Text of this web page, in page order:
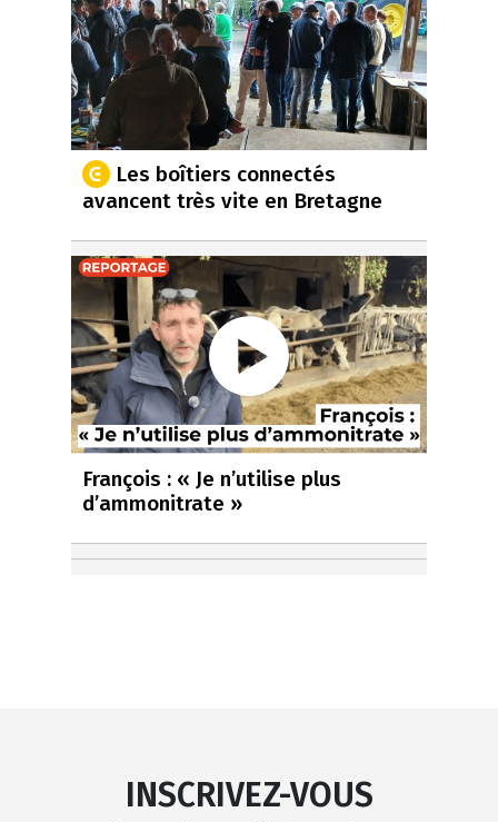
Les boîtiers connectés
avancent très vite en Bretagne
François : « Je n’utilise plus
d’ammonitrate »
INSCRIVEZ-VOUS